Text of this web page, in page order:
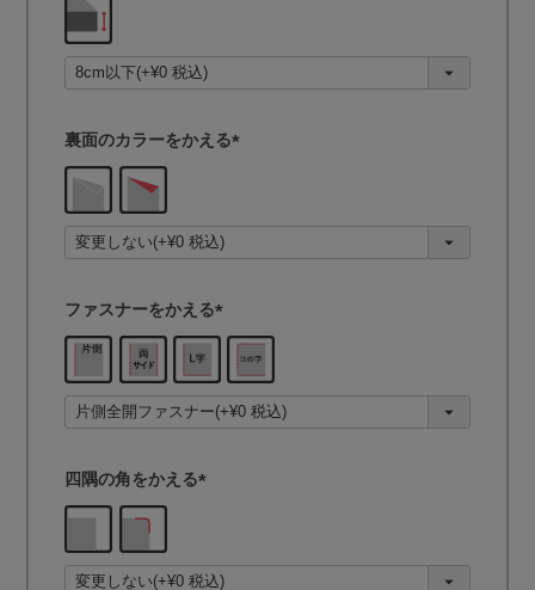
須
)
裏面のカラーをかえる
須
)
ファスナーをかえる
(
須
)
四隅の角をかえる
須